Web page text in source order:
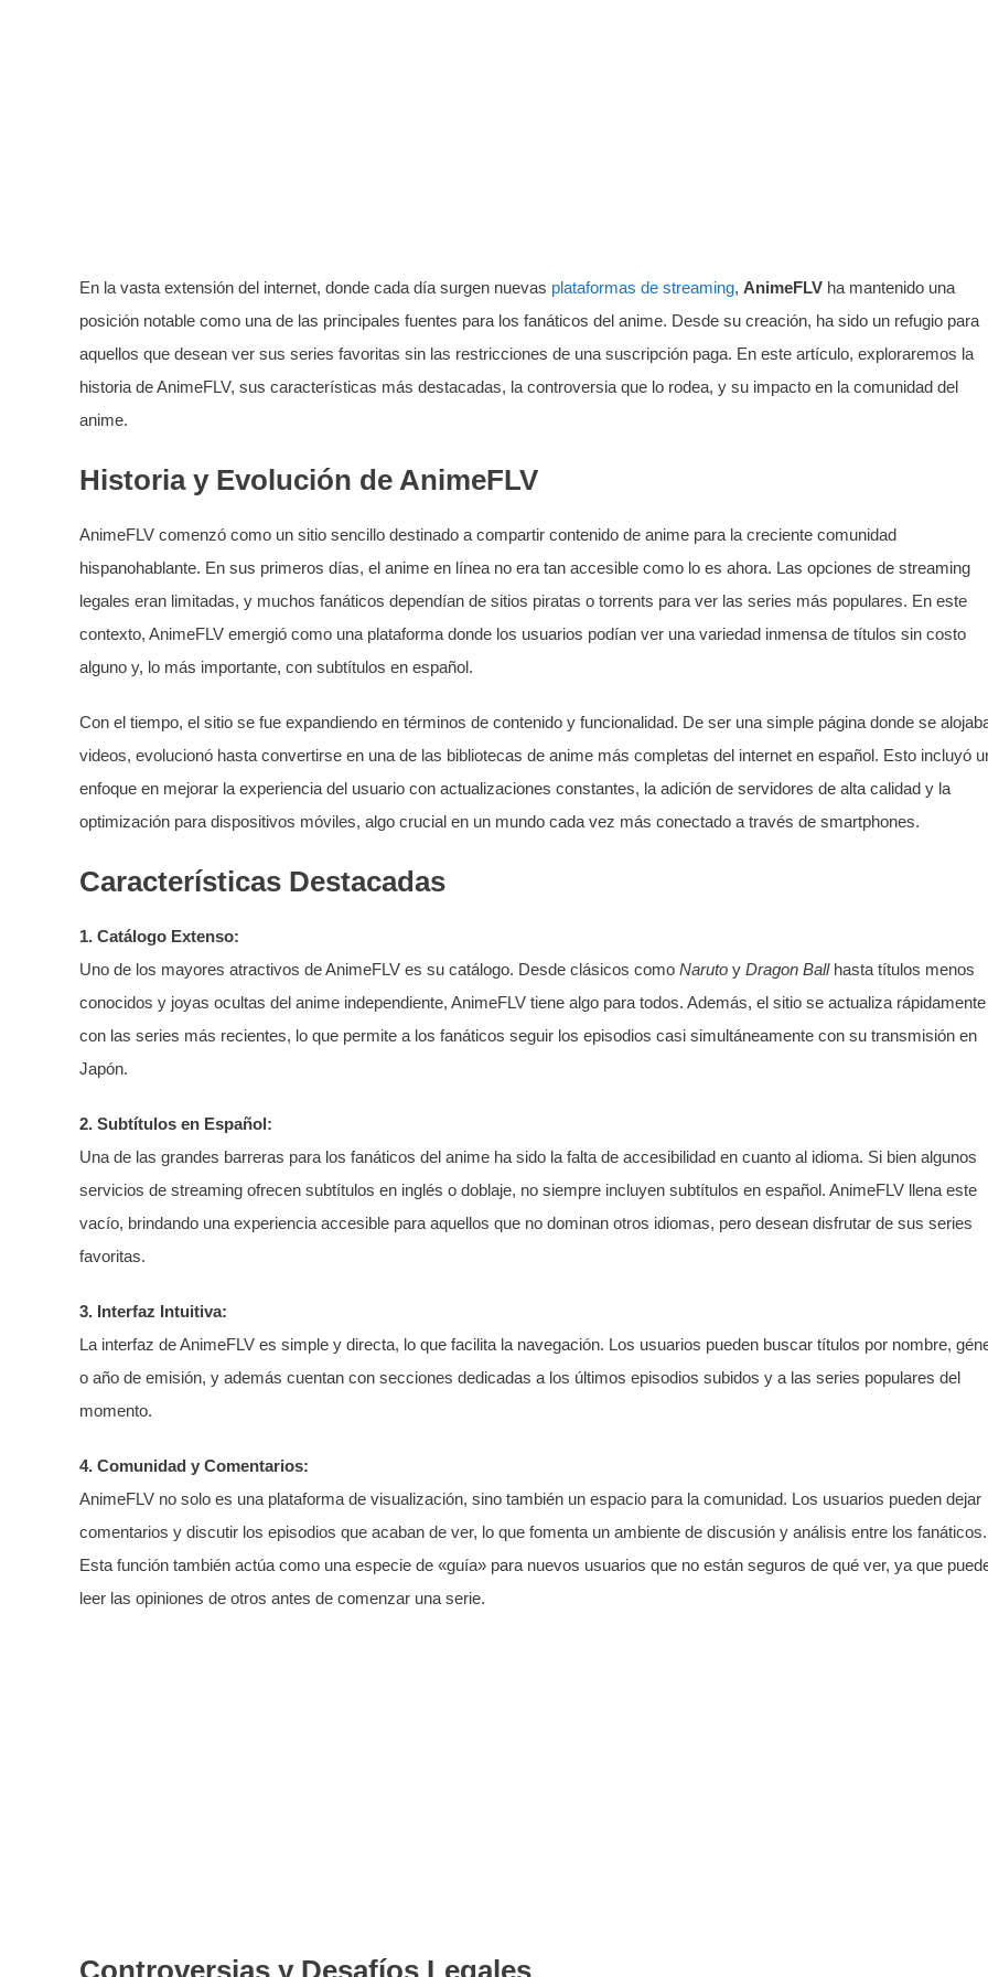
En la vasta extensión del internet, donde cada día surgen nuevas plataformas de streaming, AnimeFLV ha mantenido una
posición notable como una de las principales fuentes para los fanáticos del anime. Desde su creación, ha sido un refugio para
aquellos que desean ver sus series favoritas sin las restricciones de una suscripción paga. En este artículo, exploraremos la
historia de AnimeFLV, sus características más destacadas, la controversia que lo rodea, y su impacto en la comunidad del
anime.
Historia y Evolución de AnimeFLV
AnimeFLV comenzó como un sitio sencillo destinado a compartir contenido de anime para la creciente comunidad
hispanohablante. En sus primeros días, el anime en línea no era tan accesible como lo es ahora. Las opciones de streaming
legales eran limitadas, y muchos fanáticos dependían de sitios piratas o torrents para ver las series más populares. En este
contexto, AnimeFLV emergió como una plataforma donde los usuarios podían ver una variedad inmensa de títulos sin costo
alguno y, lo más importante, con subtítulos en español.
Con el tiempo, el sitio se fue expandiendo en términos de contenido y funcionalidad. De ser una simple página donde se
videos, evolucionó hasta convertirse en una de las bibliotecas de anime más completas del internet en español. Esto incluyó
enfoque en mejorar la experiencia del usuario con actualizaciones constantes, la adición de servidores de alta calidad y la
optimización para dispositivos móviles, algo crucial en un mundo cada vez más conectado a través de smartphones.
Características Destacadas
1. Catálogo Extenso:
Uno de los mayores atractivos de AnimeFLV es su catálogo. Desde clásicos como Naruto y Dragon Ballhasta títulos menos
conocidos y joyas ocultas del anime independiente, AnimeFLV tiene algo para todos. Además, el sitio se actualiza rápidamente
con las series más recientes, lo que permite a los fanáticos seguir los episodios casi simultáneamente con su transmisión en
Japón.
2. Subtítulos en Español:
Una de las grandes barreras para los fanáticos del anime ha sido la falta de accesibilidad en cuanto al idioma. Si bien algunos
servicios de streaming ofrecen subtítulos en inglés o doblaje, no siempre incluyen subtítulos en español. AnimeFLV llena este
vacío, brindando una experiencia accesible para aquellos que no dominan otros idiomas, pero desean disfrutar de sus series
favoritas.
3. Interfaz Intuitiva:
La interfaz de AnimeFLV es simple y directa, lo que facilita la navegación. Los usuarios pueden buscar títulos por nombre,
o año de emisión, y además cuentan con secciones dedicadas a los últimos episodios subidos y a las series populares del
momento.
4. Comunidad y Comentarios:
AnimeFLV no solo es una plataforma de visualización, sino también un espacio para la comunidad. Los usuarios pueden dejar
comentarios y discutir los episodios que acaban de ver, lo que fomenta un ambiente de discusión y análisis entre los fanáticos.
Esta función también actúa como una especie de «guía» para nuevos usuarios que no están seguros de qué ver, ya que
leer las opiniones de otros antes de comenzar una serie.